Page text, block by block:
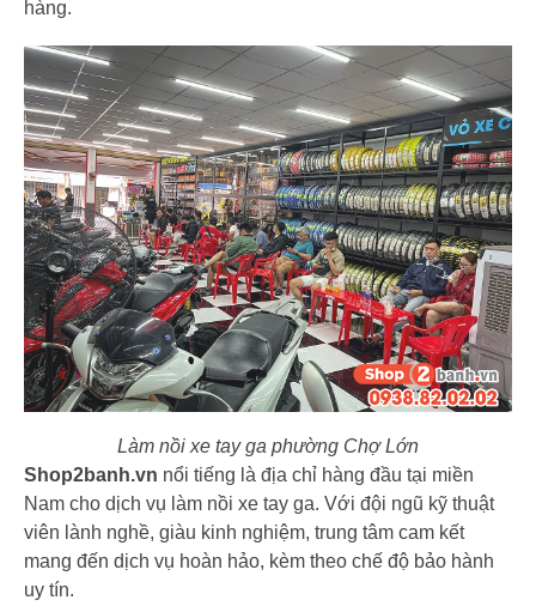
hàng.
Làm nồi xe tay ga phường Chợ Lớn
Shop2banh.vn nổi tiếng là địa chỉ hàng đầu tại miền
Nam cho dịch vụ làm nồi xe tay ga. Với đội ngũ kỹ thuật
viên lành nghề, giàu kinh nghiệm, trung tâm cam kết
mang đến dịch vụ hoàn hảo, kèm theo chế độ bảo hành
uy tín.